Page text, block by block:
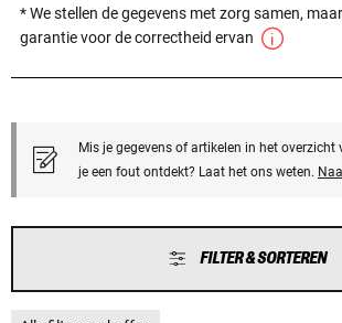
* We stellen de gegevens met zorg samen,
garantie voor de correctheid ervan
Mis je gegevens of artikelen in het overzicht
je een fout ontdekt? Laat het ons weten.
FILTER & SORTEREN